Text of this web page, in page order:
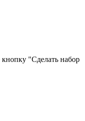
"Сделать набор